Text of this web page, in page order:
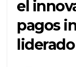
el
pagos